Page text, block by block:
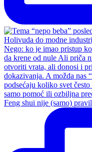
Feng shui nije (samo)